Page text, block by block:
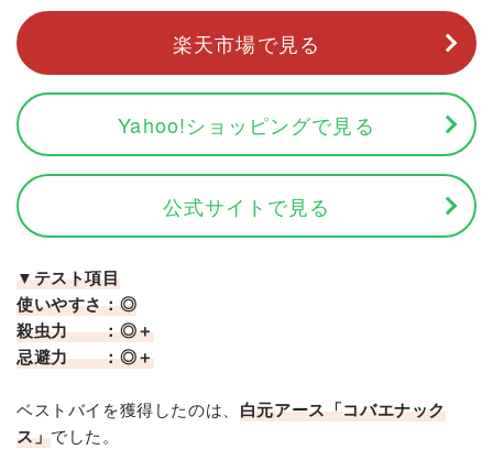
楽天市場で見る
Yahoo!ショッピングで見る
公式サイトで見る
▼テスト項目
使いやすさ：◎
殺虫力 ：◎＋
忌避力 ：◎＋
ベストバイを獲得したのは、 白元アース「コバエナック
ス」でした。